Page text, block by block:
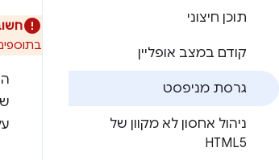
תוכן חיצוני
קודם במצב אופליין
גרסת מניפסט
ניהול אחסון לא מקוון של
HTML5